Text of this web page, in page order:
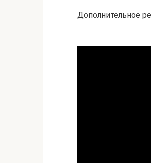
Дополнительное